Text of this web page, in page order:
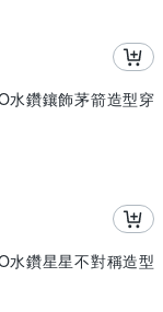
水鑽鑲飾茅箭造型穿
水鑽星星不對稱造型